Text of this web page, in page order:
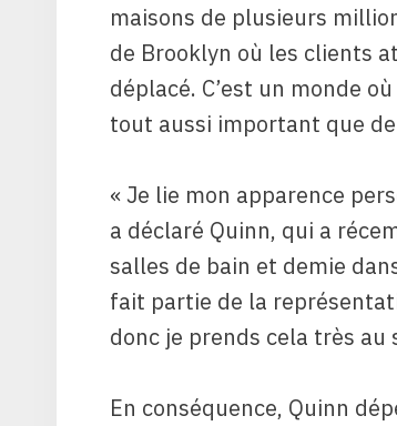
maisons de plusieurs
de Brooklyn où les clients
déplacé. C’est un monde
tout aussi important que
« Je lie mon apparence
a déclaré Quinn, qui a
salles de bain et demie
fait partie de la
donc je prends cela très au
En conséquence, Quinn